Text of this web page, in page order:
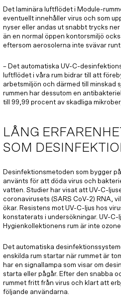
Det laminära luftflödet i Module-
eventuellt innehåller virus och som
nyser eller andas ut snabbt trycks
än en normal öppen kontorsmiljö
eftersom aerosolerna inte svävar runt
– Det automatiska UV-C-
luftflödet i våra rum bidrar till att
arbetsmiljön och därmed till minskad
rummen har dessutom en
till 99,99 procent av skadliga
LÅNG
SOM
Desinfektionsmetoden som bygger
använts för att döda virus och
vatten. Studier har visat att UV-C-
coronavirusets (SARS CoV-2) RNA,
ökar. Resistens mot UV-C-ljus hos
konstaterats i undersökningar. UV-C-
Hygienkollektionens rum är inte
Det automatiska
enskilda rum startar när rummet är
har en signallampa som visar om
starta eller pågår. Efter den snabba
rummet fritt från virus och klart att
följande användarna.